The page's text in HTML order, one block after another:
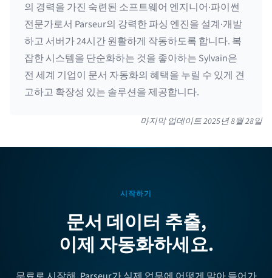
의 경력을 가진 숙련된 소프트웨어 엔지니어·파이썬
전문가로서 Parseur의 강력한 파싱 엔진을 설계·개발
하고 서버가 24시간 원활하게 작동하도록 합니다. 복
잡한 시스템을 단순화하는 것을 좋아하는 Sylvain은
전 세계 기업이 문서 자동화의 혜택을 누릴 수 있게 견
고하고 확장성 있는 솔루션을 제공합니다.
마지막 업데이트2025년 8월 28일
시작하기
문서 데이터 추출,
이제 자동화하세요.